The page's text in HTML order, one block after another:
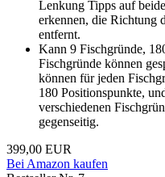
Lenkung Tipps auf
erkennen, die Richtung
entfernt.
Kann 9 Fischgründe,
Fischgründe können
können für jeden
180 Positionspunkte,
verschiedenen
gegenseitig.
399,00 EUR
Bei Amazon kaufen